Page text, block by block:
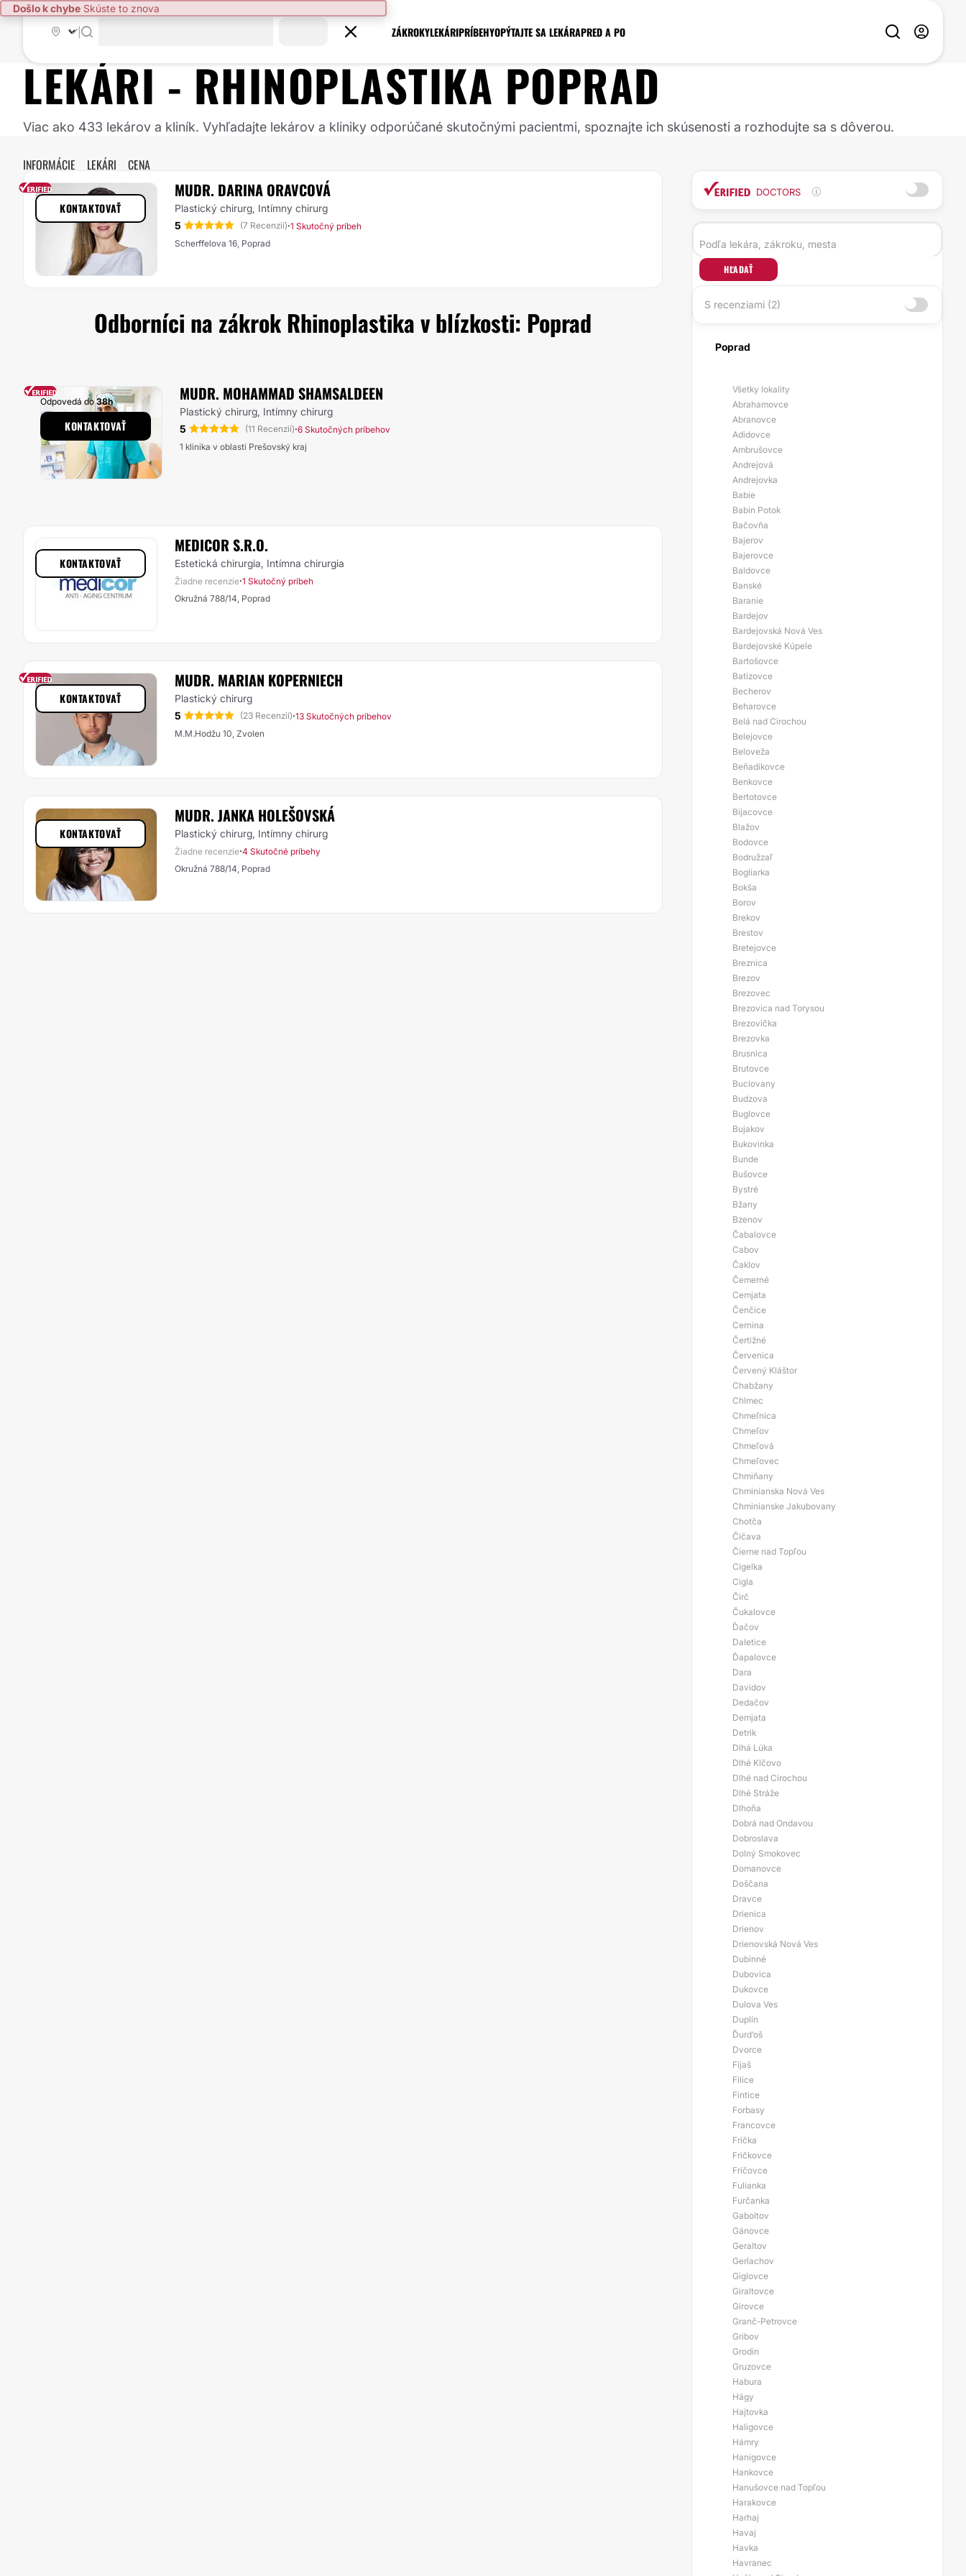
Došlo k chybe Skúste to znova
ZÁKROKYLEKÁRIPRÍBEHYOPÝTAJTE SA LEKÁRAPRED A PO
LEKÁRI -RHINOPLASTIKAPOPRAD
Viac ako 433 lekárov a kliník. Vyhľadajte lekárov a kliniky odporúčané skutočnými pacientmi, spoznajte ich skúsenosti a rozhodujte sa s dôverou.
INFORMÁCIE LEKÁRI CENA
MUDR. DARINA ORAVCOVÁ
Plastický chirurg, Intímny chirurg
5
(7 Recenzií)·1 Skutočný príbeh
Scherffelova 16, Poprad
KONTAKTOVAŤ
Odborníci na zákrok Rhinoplastika v blízkosti: Poprad
MUDR. MOHAMMAD SHAMSALDEEN
Plastický chirurg, Intímny chirurg
5
(11 Recenzií)·6 Skutočných príbehov
1 klinika v oblasti Prešovský kraj
Odpovedá do38h
KONTAKTOVAŤ
MEDICOR S.R.O.
Estetická chirurgia, Intímna chirurgia
Žiadne recenzie·1 Skutočný príbeh
Okružná 788/14, Poprad
KONTAKTOVAŤ
MUDR. MARIAN KOPERNIECH
Plastický chirurg
5
(23 Recenzií)·13 Skutočných príbehov
M.M.Hodžu 10, Zvolen
KONTAKTOVAŤ
MUDR. JANKA HOLEŠOVSKÁ
Plastický chirurg, Intímny chirurg
Žiadne recenzie·4 Skutočné príbehy
Okružná 788/14, Poprad
KONTAKTOVAŤ
DOCTORS
HĽADAŤ
S recenziami (2)
Poprad
Všetky lokality
Abrahamovce
Abranovce
Adidovce
Ambrušovce
Andrejová
Andrejovka
Babie
Babin Potok
Bačovňa
Bajerov
Bajerovce
Baldovce
Banské
Baranie
Bardejov
Bardejovská Nová Ves
Bardejovské Kúpele
Bartošovce
Batizovce
Becherov
Beharovce
Belá nad Cirochou
Belejovce
Beloveža
Beňadikovce
Benkovce
Bertotovce
Bijacovce
Blažov
Bodovce
Bodružzaľ
Bogliarka
Bokša
Borov
Brekov
Brestov
Bretejovce
Breznica
Brezov
Brezovec
Brezovica nad Torysou
Brezovička
Brezovka
Brusnica
Brutovce
Buclovany
Budzova
Buglovce
Bujakov
Bukovinka
Bunde
Bušovce
Bystré
Bžany
Bzenov
Čabalovce
Cabov
Čaklov
Čemerné
Cemjata
Čenčice
Cernina
Čertižné
Červenica
Červený Kláštor
Chabžany
Chlmec
Chmeľnica
Chmeľov
Chmeľová
Chmeľovec
Chmiňany
Chminianska Nová Ves
Chminianske Jakubovany
Chotča
Čičava
Čierne nad Topľou
Cigelka
Cigla
Čirč
Čukalovce
Ďačov
Daletice
Ďapalovce
Dara
Davidov
Dedačov
Demjata
Detrik
Dlhá Lúka
Dlhé Klčovo
Dlhé nad Cirochou
Dlhé Stráže
Dlhoňa
Dobrá nad Ondavou
Dobroslava
Dolný Smokovec
Domanovce
Doščana
Dravce
Drienica
Drienov
Drienovská Nová Ves
Dubinné
Dubovica
Dukovce
Dulova Ves
Duplín
Ďurd’oš
Dvorce
Fijaš
Filice
Fintice
Forbasy
Francovce
Frička
Fričkovce
Fričovce
Fulianka
Furčanka
Gaboltov
Gánovce
Geraltov
Gerlachov
Giglovce
Giraltovce
Girovce
Granč-Petrovce
Gribov
Grodin
Gruzovce
Habura
Hágy
Hajtovka
Haligovce
Hámry
Hanigovce
Hankovce
Hanušovce nad Topľou
Harakovce
Harhaj
Havaj
Havka
Havranec